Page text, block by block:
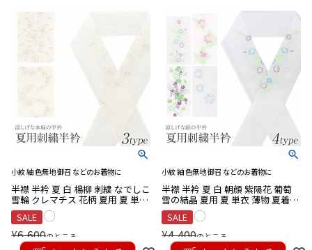
小紋 紬 色無地 御召 などのお着物に
半襟 半衿 夏 白 楊柳 刺繍 なでしこ
雪輪 クレマチス 花柄 夏用 夏 単衣
薄物 夏着物 彩小径 本麻 麻 日本製
SALE
¥6,600のところ
小紋 紬 色無地 御召 などのお着物に
半襟 半衿 夏 白 朝顔 紫陽花 葡萄
雪の結晶 夏用 夏 単衣 薄物 夏着物
彩小径 ポリエステル 日本製
SALE
¥4,400のところ